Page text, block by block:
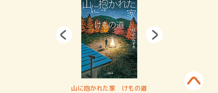
山に抱かれた家 けもの道